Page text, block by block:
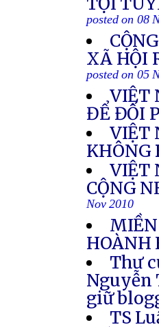
posted on 08
XÃ HỘI
posted on 05
VIỆT
ĐỂ ĐỐI
VIỆT
KHÔNG
VIỆT
CỘNG
Nov 2010
HOÀNH
Thư
Nguyễn
giữ
TS